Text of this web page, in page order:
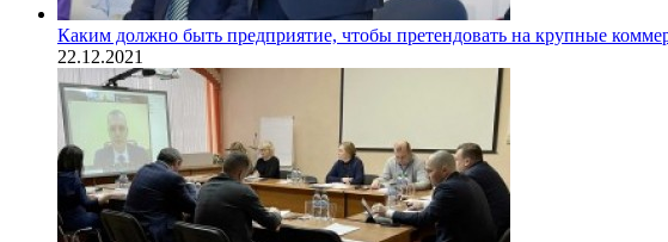
Каким должно быть предприятие, чтобы претендовать на крупные
22.12.2021